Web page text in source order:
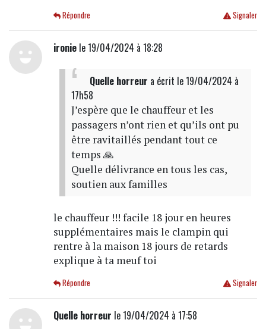
Signaler
Répondre
ironiele 19/04/2024 à 18:28
Quelle horreur a écrit le 19/04/2024 à
17h58
J’espère que le chauffeur et les
passagers n’ont rien et qu’ils ont pu
être ravitaillés pendant tout ce
temps 🙏
Quelle délivrance en tous les cas,
soutien aux familles
le chauffeur !!! facile 18 jour en heures
supplémentaires mais le clampin qui
rentre à la maison 18 jours de retards
explique à ta meuf toi
Signaler
Répondre
Quelle horreur le 19/04/2024 à 17:58